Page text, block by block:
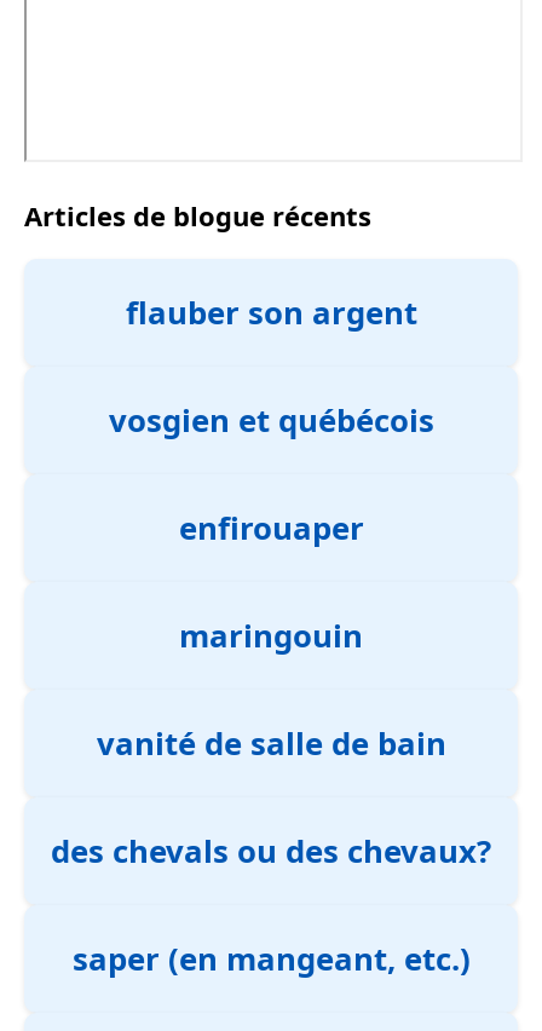
Articles de blogue récents
flauber son argent
vosgien et québécois
enfirouaper
maringouin
vanité de salle de bain
des chevals ou des chevaux?
saper (en mangeant, etc.)